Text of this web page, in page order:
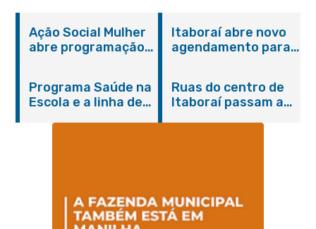
Ação Social Mulher
abre programação
serviços gratuitos e
orientações
Itaboraí abre novo
agendamento para
Programa Saúde na
Escola e a linha de
Magalhães Seabra
Ruas do centro de
Itaboraí passam a